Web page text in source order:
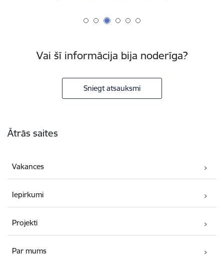
Vai šī informācija bija noderīga?
Sniegt atsauksmi
Ātrās saites
Vakances
Iepirkumi
Projekti
Par mums